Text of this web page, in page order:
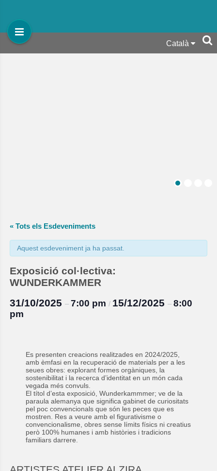
Català
« Tots els Esdeveniments
Aquest esdeveniment ja ha passat.
Exposició col·lectiva:
WUNDERKAMMER
31/10/2025 – 7:00 pm / 15/12/2025 – 8:00
pm
Es presenten creacions realitzades en 2024/2025,
amb èmfasi en la recuperació de materials per a les
seues obres: explorant formes orgàniques, la
sostenibilitat i la recerca d’identitat en un món cada
vegada més convuls.
El títol d’esta exposició, Wunderkammmer; ve de la
paraula alemanya que significa gabinet de curiositats
pel poc convencionals que són les peces que es
mostren. Res a veure amb el figurativisme o
convencionalisme, obres sense límits físics ni creatius
però 100% humanes i amb històries i tradicions
familiars darrere.